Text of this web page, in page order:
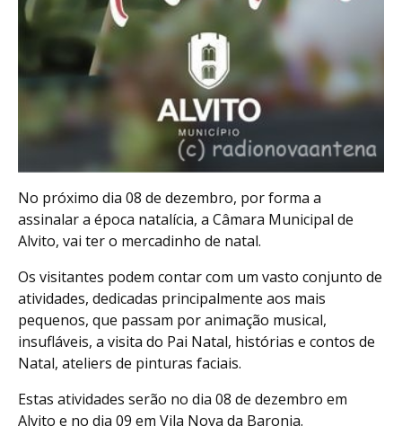
No próximo dia 08 de dezembro, por forma a
assinalar a época natalícia, a Câmara Municipal de
Alvito, vai ter o mercadinho de natal.
Os visitantes podem contar com um vasto conjunto de
atividades, dedicadas principalmente aos mais
pequenos, que passam por animação musical,
insufláveis, a visita do Pai Natal, histórias e contos de
Natal, ateliers de pinturas faciais.
Estas atividades serão no dia 08 de dezembro em
Alvito e no dia 09 em Vila Nova da Baronia.